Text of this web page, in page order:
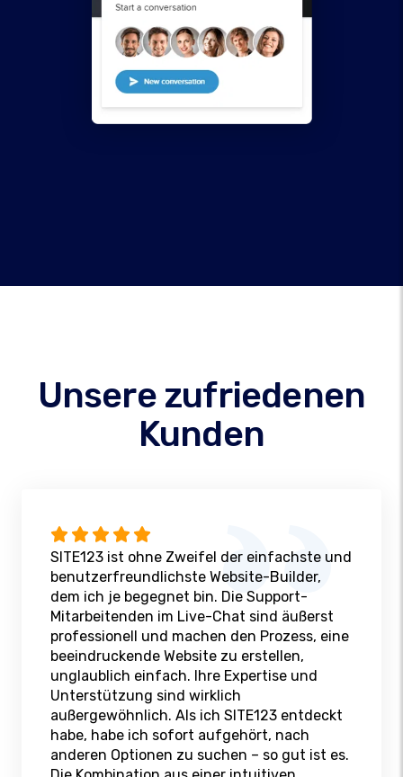
Unsere zufriedenen
Kunden
SITE123 ist ohne Zweifel der einfachste und
benutzerfreundlichste Website-Builder,
dem ich je begegnet bin. Die Support-
Mitarbeitenden im Live-Chat sind äußerst
professionell und machen den Prozess, eine
beeindruckende Website zu erstellen,
unglaublich einfach. Ihre Expertise und
Unterstützung sind wirklich
außergewöhnlich. Als ich SITE123 entdeckt
habe, habe ich sofort aufgehört, nach
anderen Optionen zu suchen – so gut ist es.